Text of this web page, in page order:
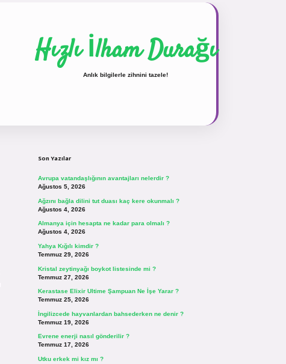
Hızlı İlham Durağı
Anlık bilgilerle zihnini tazele!
Son Yazılar
Avrupa vatandaşlığının avantajları nelerdir ?
Ağustos 5, 2026
Ağzını bağla dilini tut duası kaç kere okunmalı ?
Ağustos 4, 2026
Almanya için hesapta ne kadar para olmalı ?
Ağustos 4, 2026
Yahya Kığılı kimdir ?
Temmuz 29, 2026
Kristal zeytinyağı boykot listesinde mi ?
Temmuz 27, 2026
Kerastase Elixir Ultime Şampuan Ne İşe Yarar ?
Temmuz 25, 2026
İngilizcede hayvanlardan bahsederken ne denir ?
Temmuz 19, 2026
Evrene enerji nasıl gönderilir ?
Temmuz 17, 2026
Utku erkek mi kız mı ?